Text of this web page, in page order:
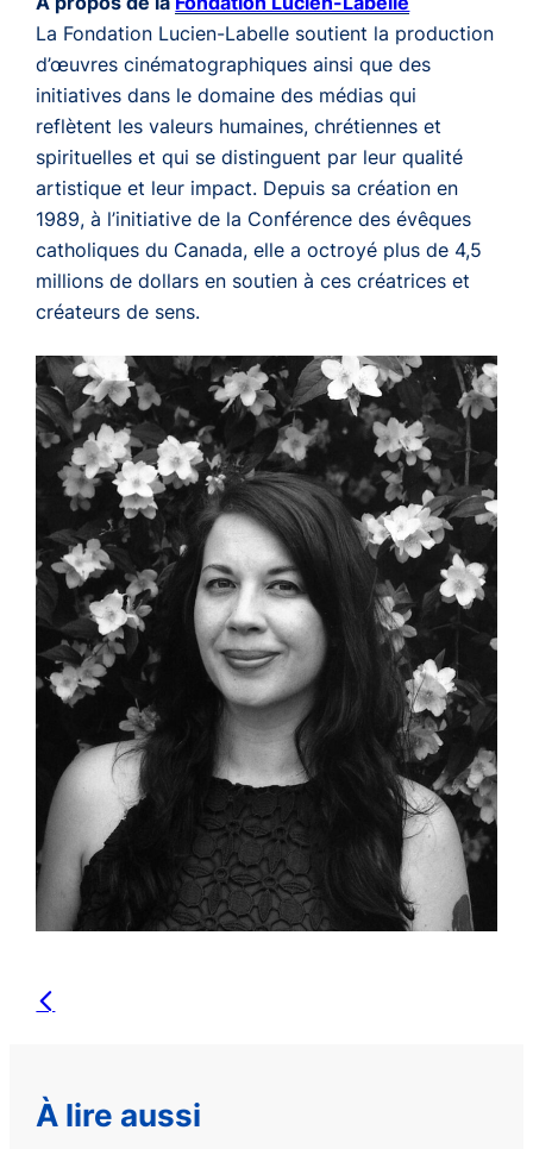
La Fondation Lucien-Labelle soutient la production
d’œuvres cinématographiques ainsi que des
initiatives dans le domaine des médias qui
reflètent les valeurs humaines, chrétiennes et
spirituelles et qui se distinguent par leur qualité
artistique et leur impact. Depuis sa création en
1989, à l’initiative de la Conférence des évêques
catholiques du Canada, elle a octroyé plus de 4,5
millions de dollars en soutien à ces créatrices et
créateurs de sens.
À lire aussi